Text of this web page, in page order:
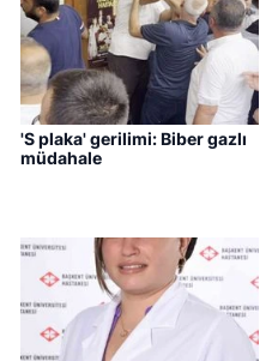
'S plaka' gerilimi: Biber gazlı
müdahale